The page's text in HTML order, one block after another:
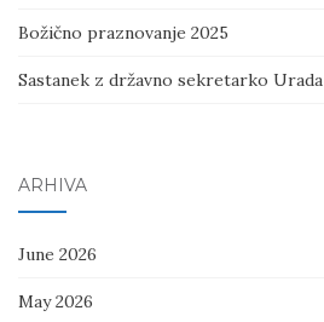
Božično praznovanje 2025
Sastanek z državno sekretarko Urada
ARHIVA
June 2026
May 2026